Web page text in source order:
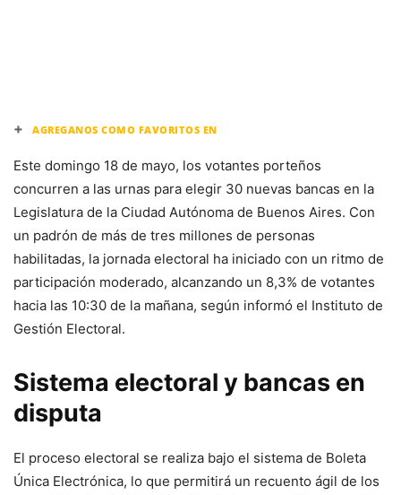
+ AGREGANOS COMO FAVORITOS EN
Este domingo 18 de mayo, los votantes porteños
concurren a las urnas para elegir 30 nuevas bancas en la
Legislatura de la Ciudad Autónoma de Buenos Aires. Con
un padrón de más de tres millones de personas
habilitadas, la jornada electoral ha iniciado con un ritmo de
participación moderado, alcanzando un 8,3% de votantes
hacia las 10:30 de la mañana, según informó el Instituto de
Gestión Electoral.
Sistema electoral y bancas en
disputa
El proceso electoral se realiza bajo el sistema de Boleta
Única Electrónica, lo que permitirá un recuento ágil de los